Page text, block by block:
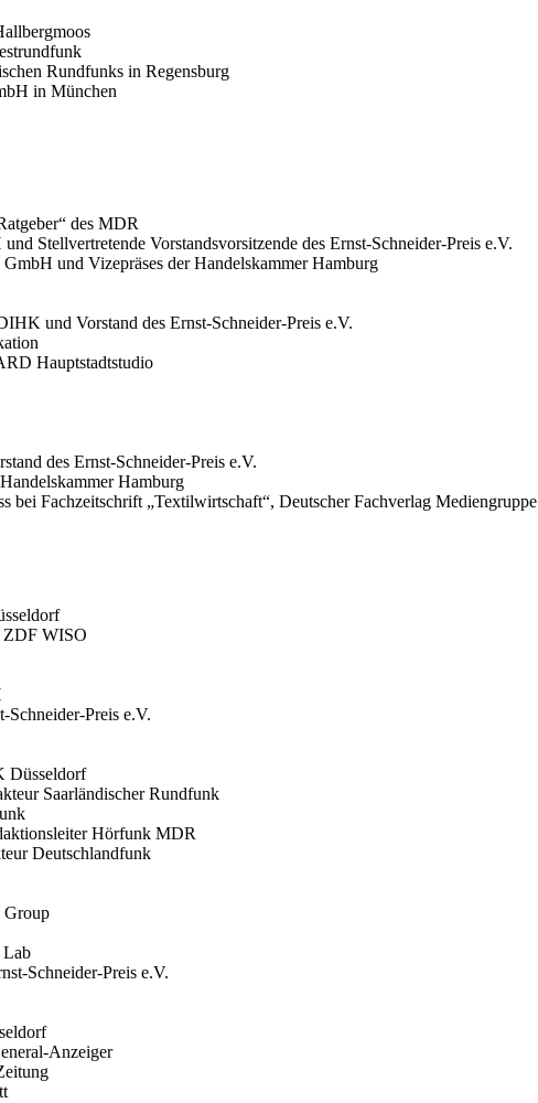
Rundfunks in Regensburg
in München
des MDR
Stellvertretende Vorstandsvorsitzende des Ernst-Schneider-Preis e.V.
und Vizepräses der Handelskammer Hamburg
und Vorstand des Ernst-Schneider-Preis e.V.
Hauptstadtstudio
des Ernst-Schneider-Preis e.V.
Hamburg
bei Fachzeitschrift „Textilwirtschaft“, Deutscher Fachverlag Mediengruppe
ZDF WISO
Schneider-Preis e.V.
Düsseldorf
Saarländischer Rundfunk
Hörfunk MDR
Deutschlandfunk
Group
Lab
Schneider-Preis e.V.
Anzeiger